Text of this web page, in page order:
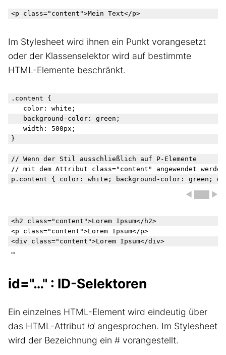
<p class="content">Mein Text</p>
Im Stylesheet wird ihnen ein Punkt vorangesetzt
oder der Klassenselektor wird auf bestimmte
HTML-Elemente beschränkt.
.content {
}
// Wenn der Stil ausschließlich auf P-Elemente
// mit dem Attribut class="content" angewendet
p.content { color: white; background-color: green;
◀ ███ ▶
<h2 class="content">Lorem Ipsum</h2>
<p class="content">Lorem Ipsum</p>
<div class="content">Lorem Ipsum</div>
id="…" : ID-Selektoren
Ein einzelnes HTML-Element wird eindeutig über
das HTML-Attribut id angesprochen. Im Stylesheet
wird der Bezeichnung ein # vorangestellt.